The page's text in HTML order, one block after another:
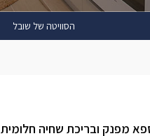
הסוויטה של שובל
מפנק ובריכת שחיה חלומית